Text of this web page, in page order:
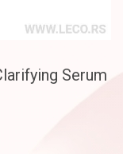
Serum